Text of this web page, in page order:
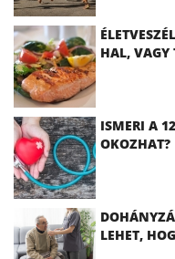
HAL, VAGY
ISMERI A
OKOZHAT?
LEHET,